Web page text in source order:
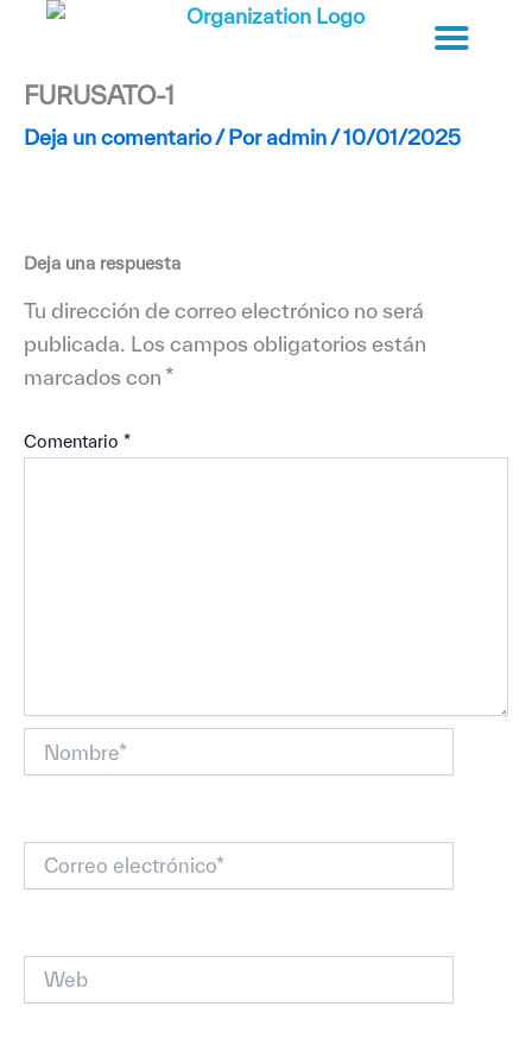
contenido
FURUSATO-1
Deja un comentario/ Poradmin/10/01/2025
Deja una respuesta
Tu dirección de correo electrónico no será
publicada. Los campos obligatorios están
marcados con*
Comentario *
electrónico*